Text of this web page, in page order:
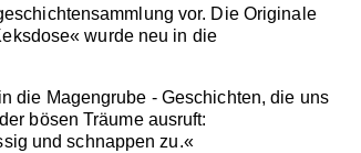
vor. Die Originale
wurde neu in die
die Magengrube - Geschichten, die uns
bösen Träume ausruft:
und schnappen zu.«